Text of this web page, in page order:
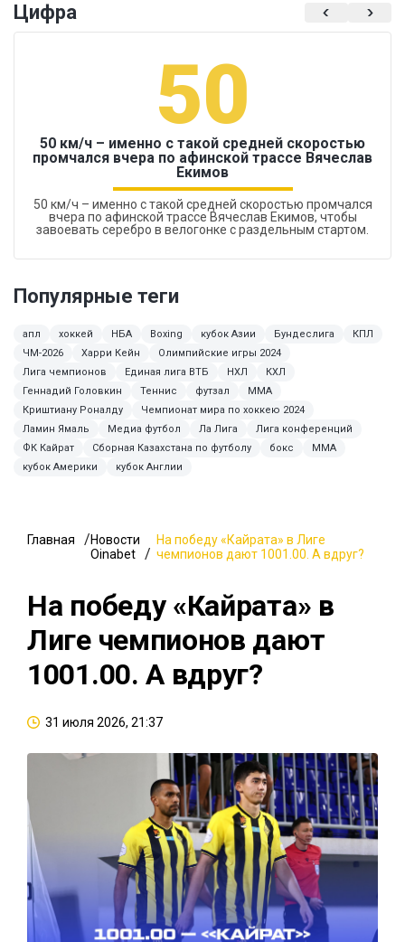
Цифра
50
50 км/ч – именно с такой средней скоростью
промчался вчера по афинской трассе Вячеслав
Екимов
50 км/ч – именно с такой средней скоростью промчался
вчера по афинской трассе Вячеслав Екимов, чтобы
завоевать серебро в велогонке с раздельным стартом.
Популярные теги
апл хоккей НБА Boxing кубок Азии Бундеслига
КПЛ
ЧМ-2026
Харри Кейн
Олимпийские игры 2024
Лига чемпионов
Единая лига ВТБ НХЛ
КХЛ
Геннадий Головкин
Теннис футзал
ММА
Криштиану Роналду
Чемпионат мира по хоккею 2024
Ламин Ямаль
Медиа футбол Ла Лига
Лига конференций
ФК Кайрат
Сборная Казахстана по футболу бокс
MMA
кубок Америки
кубок Англии
Главная
Новости
Oinabet
На победу «Кайрата» в Лиге
чемпионов дают 1001.00. А вдруг?
На победу «Кайрата» в
Лиге чемпионов дают
1001.00. А вдруг?
31 июля 2026, 21:37